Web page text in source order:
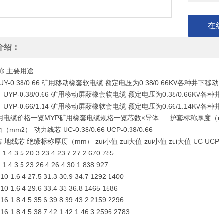
在
绍：
主要用途
0.38/0.66 矿用移动橡套软电缆 额定电压为0.38/0.66KV各种井下移
UYP-0.38/0.66 矿用移动屏蔽橡套软电缆 额定电压为0.38/0.66KV各种
UYP-0.66/1.14 矿用移动屏蔽橡软套电缆 额定电压为0.66/1.14KV各种
电缆价格一览MYP矿用橡套电缆规格一览芯数×导体 护套标称厚度
（mm2） 动力线芯 UC-0.38/0.66 UCP-0.38/0.66
地线芯 绝缘标称厚度（mm） zui小值 zui大值 zui小值 zui大值 UC UCP
1.4 3.5 20.3 23.4 23.7 27.2 670 785
1.4 3.5 23 26.4 26.4 30.1 838 927
1.6 4 27.5 31.3 30.9 34.7 1292 1400
1.6 4 29.6 33.4 33 36.8 1465 1586
1.8 4.5 35.6 39.8 39 43.2 2159 2296
1.8 4.5 38.7 42.1 42.1 46.3 2596 2783